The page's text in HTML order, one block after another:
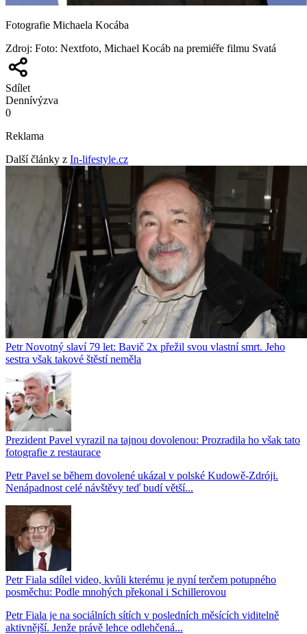
Fotografie Michaela Kocába
Zdroj: Foto: Nextfoto, Michael Kocáb na premiéře filmu Svatá
Sdílet
Dennívýzva
0
Reklama
Další články z In-lifestyle.cz
Petr Novotný slaví 79 let: Bavič 2x přežil svou vlastní smrt. Jeho
sestra však takové štěstí neměla
Prezident Pavel vyrazil na tajnou dovolenou: Prozradila ho však tato
fotografie z restaurace
Petr Pavel se během dovolené ukázal v polské Kudowě-Zdróji.
Nenápadnost celé návštěvy teď budí větší...
Petr Fiala sdílel video, kvůli kterému je nyní terčem potupného
posměchu: Podle mnohých překonal i Schillerovou
Petr Fiala je na sociálních sítích v posledních měsících viditelně
aktivnější. Jenže právě lehce odlehčená...